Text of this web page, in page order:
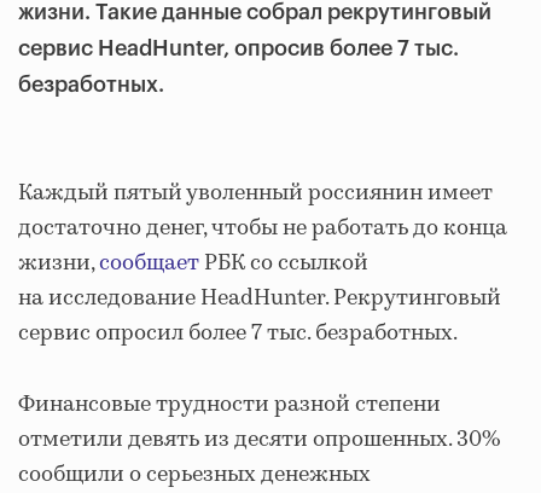
жизни. Такие данные собрал рекрутинговый
сервис HeadHunter, опросив более 7 тыс.
безработных.
Каждый пятый уволенный россиянин имеет
достаточно денег, чтобы не работать до конца
жизни,сообщаетРБК со ссылкой
на исследование HeadHunter. Рекрутинговый
сервис опросил более 7 тыс. безработных.
Финансовые трудности разной степени
отметили девять из десяти опрошенных. 30%
сообщили о серьезных денежных